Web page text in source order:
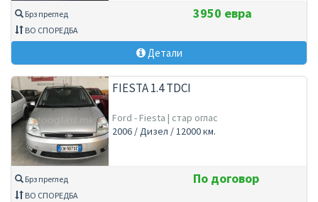
Брз преглед
ВО СПОРЕДБА
3950 евра
Детали
FIESTA 1.4 TDCI
Ford - Fiesta | стар оглас
2006 / Дизел / 12000 км.
Брз преглед
ВО СПОРЕДБА
По договор